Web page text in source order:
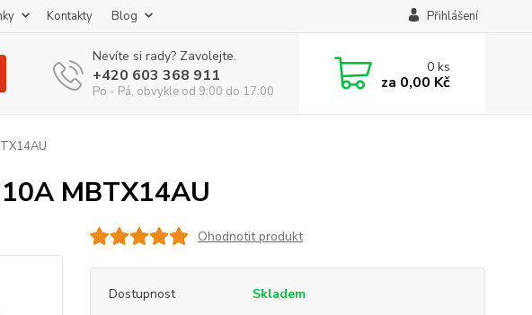
Kontakty Blog Přihlášení
Nevíte si rady? Zavolejte.
+420 603 368 911
Po - Pá, obvykle od 9:00 do 17:00
0ks
za 0,00 Kč
MBTX14AU
Ohodnotit produkt
Dostupnost Skladem